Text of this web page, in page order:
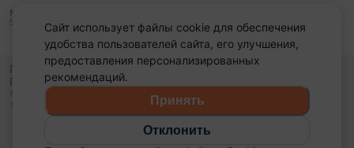
Политика конфиденциальности,
Политика обработки файлов куки
© 2015 - 2026, Domovita.by. Копирование материалов допускается
только при наличии активной ссылки.
Сайт использует файлы cookie для обеспечения
удобства пользователей сайта, его улучшения,
предоставления персонализированных
рекомендаций.
Принять
Отклонить